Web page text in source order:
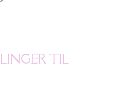
TIL